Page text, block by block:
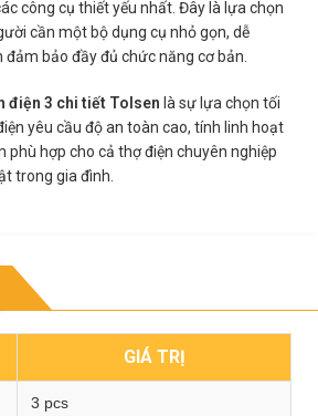
công cụ thiết yếu nhất. Đây là lựa chọn
cần một bộ dụng cụ nhỏ gọn, dễ
bảo đầy đủ chức năng cơ bản.
điện 3 chi tiết Tolsen là sự lựa chọn tối
yêu cầu độ an toàn cao, tính linh hoạt
phù hợp cho cả thợ điện chuyên nghiệp
trong gia đình.
GIÁ TRỊ
3 pcs